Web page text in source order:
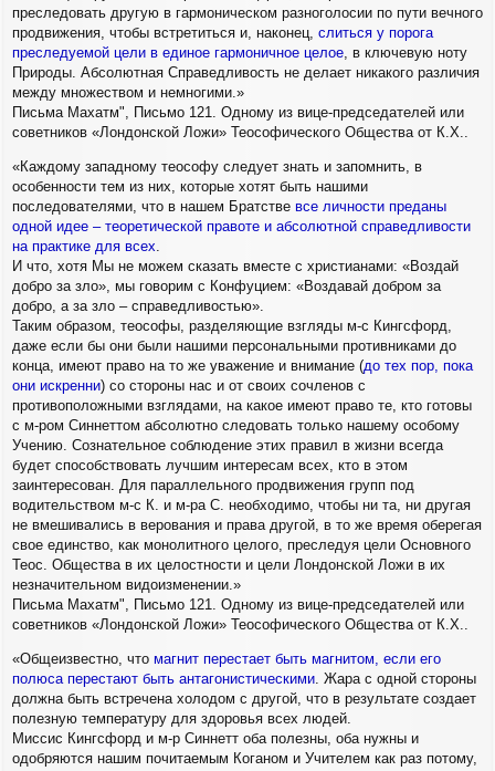
преследовать другую в гармоническом разноголосии по пути вечного
продвижения, чтобы встретиться и, наконец, слиться у порога
преследуемой цели в единое гармоничное целое, в ключевую ноту
Природы. Абсолютная Справедливость не делает никакого различия
между множеством и немногими.»
Письма Махатм", Письмо 121. Одному из вице-председателей или
советников «Лондонской Ложи» Теософического Общества от К.Х..
«Каждому западному теософу следует знать и запомнить, в
особенности тем из них, которые хотят быть нашими
последователями, что в нашем Братстве все личности преданы
одной идее – теоретической правоте и абсолютной справедливости
на практике для всех.
И что, хотя Мы не можем сказать вместе с христианами: «Воздай
добро за зло», мы говорим с Конфуцием: «Воздавай добром за
добро, а за зло – справедливостью».
Таким образом, теософы, разделяющие взгляды м-с Кингсфорд,
даже если бы они были нашими персональными противниками до
конца, имеют право на то же уважение и внимание (до тех пор, пока
они искренни) со стороны нас и от своих сочленов с
противоположными взглядами, на какое имеют право те, кто готовы
с м-ром Синнеттом абсолютно следовать только нашему особому
Учению. Сознательное соблюдение этих правил в жизни всегда
будет способствовать лучшим интересам всех, кто в этом
заинтересован. Для параллельного продвижения групп под
водительством м-с К. и м-ра С. необходимо, чтобы ни та, ни другая
не вмешивались в верования и права другой, в то же время оберегая
свое единство, как монолитного целого, преследуя цели Основного
Теос. Общества в их целостности и цели Лондонской Ложи в их
незначительном видоизменении.»
Письма Махатм", Письмо 121. Одному из вице-председателей или
советников «Лондонской Ложи» Теософического Общества от К.Х..
«Общеизвестно, что магнит перестает быть магнитом, если его
полюса перестают быть антагонистическими. Жара с одной стороны
должна быть встречена холодом с другой, что в результате создает
полезную температуру для здоровья всех людей.
Миссис Кингсфорд и м-р Синнетт оба полезны, оба нужны и
одобряются нашим почитаемым Коганом и Учителем как раз потому,